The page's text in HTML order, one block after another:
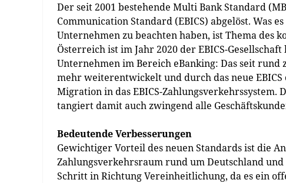
Der seit 2001 bestehende Multi Bank Standard
Communication Standard (EBICS) abgelöst. Was
Unternehmen zu beachten haben, ist Thema des
Österreich ist im Jahr 2020 der EBICS-
Unternehmen im Bereich eBanking: Das seit
mehr weiterentwickelt und durch das neue
Migration in das EBICS-
tangiert damit auch zwingend alle
Bedeutende Verbesserungen
Gewichtiger Vorteil des neuen Standards ist die
Zahlungsverkehrsraum rund um Deutschland
Schritt in Richtung Vereinheitlichung, da es ein